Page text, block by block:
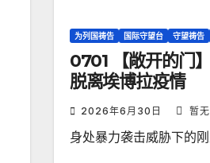
为列国祷告 国际守望台 守望祷告
0701 【敞开的门
脱离埃博拉疫情
2026年6月30日 暂
身处暴力袭击威胁下的